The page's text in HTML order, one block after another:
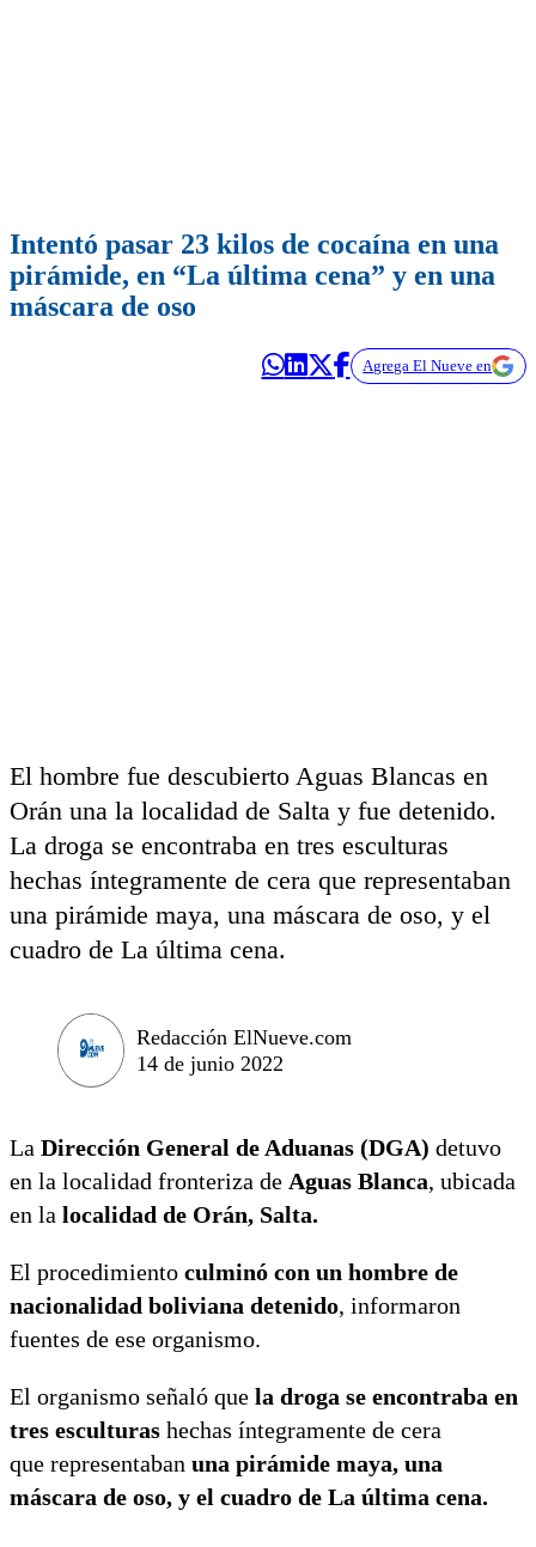
Intentó pasar 23 kilos de cocaína en una
pirámide, en “La última cena” y en una
máscara de oso
Agrega El Nueve en
El hombre fue descubierto Aguas Blancas en
Orán una la localidad de Salta y fue detenido.
La droga se encontraba en tres esculturas
hechas íntegramente de cera que representaban
una pirámide maya, una máscara de oso, y el
cuadro de La última cena.
Redacción ElNueve.com
14 de junio 2022
La Dirección General de Aduanas (DGA) detuvo
en la localidad fronteriza de Aguas Blanca, ubicada
en la localidad de Orán, Salta.
El procedimiento culminó con un hombre de
nacionalidad boliviana detenido, informaron
fuentes de ese organismo.
El organismo señaló que la droga se encontraba en
tres esculturas hechas íntegramente de cera
que representaban una pirámide maya, una
máscara de oso, y el cuadro de La última cena.